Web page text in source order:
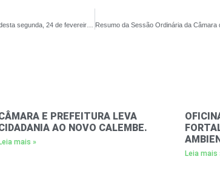
E PREFEITURA LEVA
AO NOVO CALEMBE.
mais »
Leia mais